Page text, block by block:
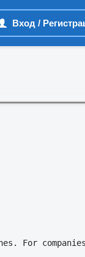
Вход /
For